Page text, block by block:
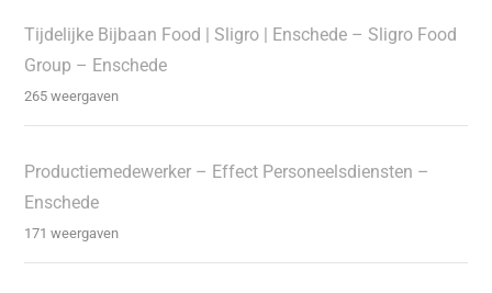
Tijdelijke Bijbaan Food | Sligro | Enschede – Sligro Food
Group – Enschede
265 weergaven
Productiemedewerker – Effect Personeelsdiensten –
Enschede
171 weergaven